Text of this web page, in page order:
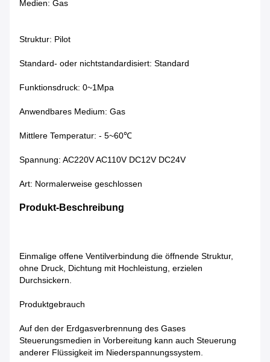
Medien: Gas
Struktur: Pilot
Standard- oder nichtstandardisiert: Standard
Funktionsdruck: 0~1Mpa
Anwendbares Medium: Gas
Mittlere Temperatur: - 5~60℃
Spannung: AC220V AC110V DC12V DC24V
Art: Normalerweise geschlossen
Produkt-Beschreibung
Einmalige offene Ventilverbindung die öffnende Struktur,
ohne Druck, Dichtung mit Hochleistung, erzielen
Durchsickern.
Produktgebrauch
Auf den der Erdgasverbrennung des Gases
Steuerungsmedien in Vorbereitung kann auch Steuerung
anderer Flüssigkeit im Niederspannungssystem.